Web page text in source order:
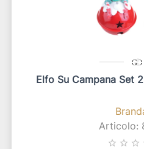
Elfo Su Campana Set
Articolo:
star_border star_border star_border